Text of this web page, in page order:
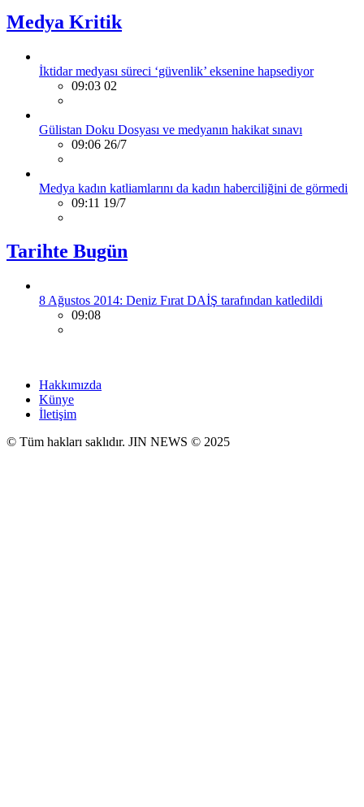
Medya Kritik
İktidar medyası süreci ‘güvenlik’ eksenine hapsediyor
09:03 02
Gülistan Doku Dosyası ve medyanın hakikat sınavı
09:06 26/7
Medya kadın katliamlarını da kadın haberciliğini de görmedi
09:11 19/7
Tarihte Bugün
8 Ağustos 2014: Deniz Fırat DAİŞ tarafından katledildi
09:08
Hakkımızda
Künye
İletişim
© Tüm hakları saklıdır. JIN NEWS © 2025